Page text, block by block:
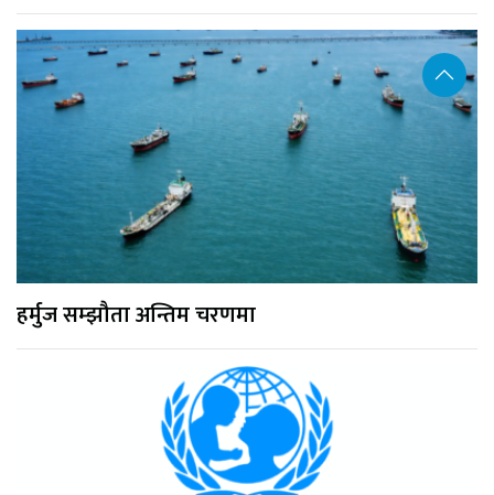
हर्मुज सम्झौता अन्तिम चरणमा